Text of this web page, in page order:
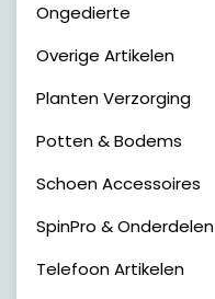
Ongedierte
Overige Artikelen
Planten Verzorging
Potten & Bodems
Schoen Accessoires
SpinPro & Onderdelen
Telefoon Artikelen